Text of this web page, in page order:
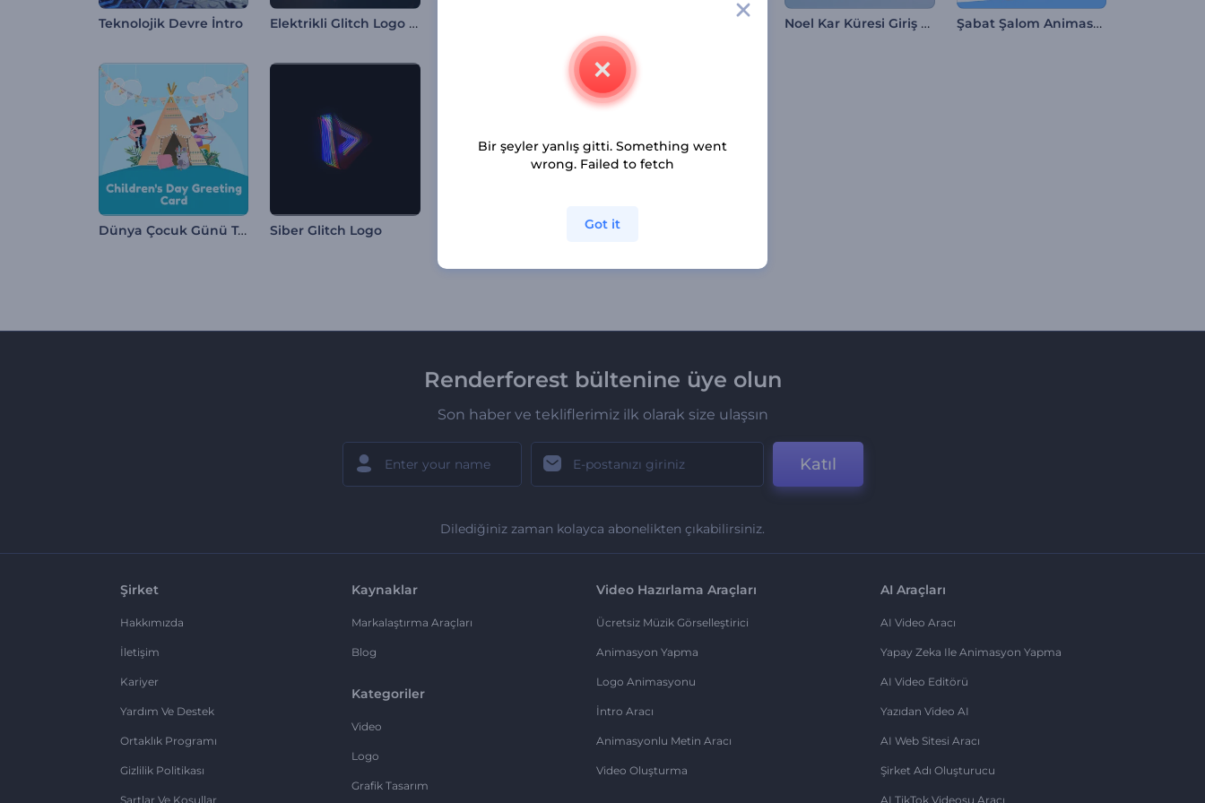
Teknolojik Devre İntro Elektrikli Glitch Logo Gösterimi Noel Kar Küresi Giriş Videosu Şabat Şalom Animasyonları
Dünya Çocuk Günü Tebrik Kartı Siber Glitch Logo Noel Ağacının Neşeli Yolculuğu Renk Kırılması İntro
Renderforest bültenine üye olun
Son haber ve tekliflerimiz ilk olarak size ulaşsın
Katıl
Dilediğiniz zaman kolayca abonelikten çıkabilirsiniz.
Şirket
Hakkımızda
İletişim
Kariyer
Yardım Ve Destek
Ortaklık Programı
Gizlilik Politikası
Şartlar Ve Koşullar
Kaynaklar
Markalaştırma Araçları
Blog
Kategoriler
Video
Logo
Grafik Tasarım
Video Hazırlama Araçları
Ücretsiz Müzik Görselleştirici
Animasyon Yapma
Logo Animasyonu
İntro Aracı
Animasyonlu Metin Aracı
Video Oluşturma
AI Araçları
AI Video Aracı
Yapay Zeka Ile Animasyon Yapma
AI Video Editörü
Yazıdan Video AI
AI Web Sitesi Aracı
Şirket Adı Oluşturucu
AI TikTok Videosu Aracı
Bir şeyler yanlış gitti. Something went
wrong. Failed to fetch
Got it